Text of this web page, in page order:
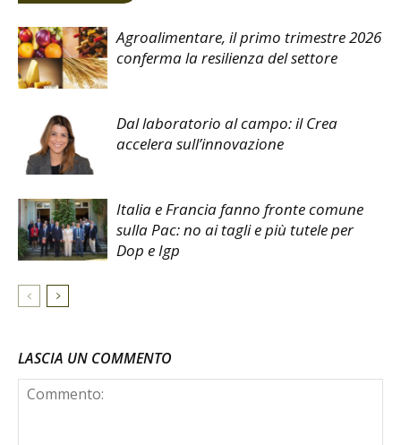
Agroalimentare, il primo trimestre 2026
conferma la resilienza del settore
Dal laboratorio al campo: il Crea
accelera sull’innovazione
Italia e Francia fanno fronte comune
sulla Pac: no ai tagli e più tutele per
Dop e Igp
LASCIA UN COMMENTO